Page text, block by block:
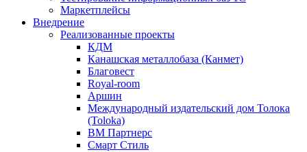
Маркетплейсы
Внедрение
Реализованные проекты
КДМ
Канашская металлобаза (Канмет)
Благовест
Royal-room
Аршин
Международный издательский дом Толока
(Toloka)
ВМ Партнерс
Смарт Стиль